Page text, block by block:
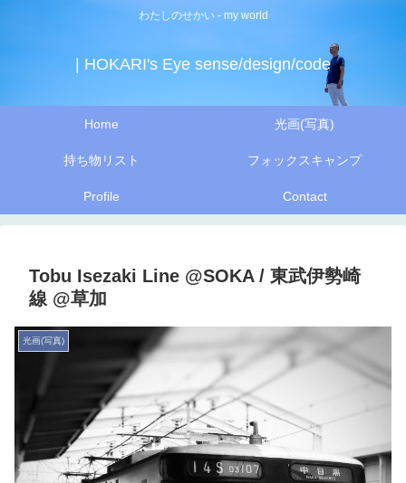
わたしのせかい - my world
| HOKARI's Eye sense/design/code
Home 光画(写真)
持ち物リスト フォックスキャンプ
Profile Contact
Tobu Isezaki Line @SOKA / 東武伊勢崎
線 @草加
光画(写真)